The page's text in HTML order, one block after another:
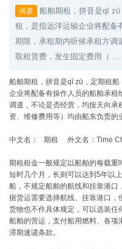
摘要
船舶期租，拼音是qī
租，是指远洋运输企业将配备
期限，承租期内听候承租方调
取租赁费，发生固定费用（ ...
船舶期租，拼音是qī zū，定期租
企业将配备有操作人员的船舶承
调遣，不论是否经营，均按天向
资、维修费用等）均由船东负责的
中文名： 期租 外文名：Time
期租租金一般规定以船舶的每载重
短时几个月，长则可以达到5年以
船，不规定船舶的航线和挂靠港口
据货运需要选择航线、挂靠港口，
货物也不作具体规定，可以选装
船舶的营运，支付船用燃料、各项
滞期速谴条款。